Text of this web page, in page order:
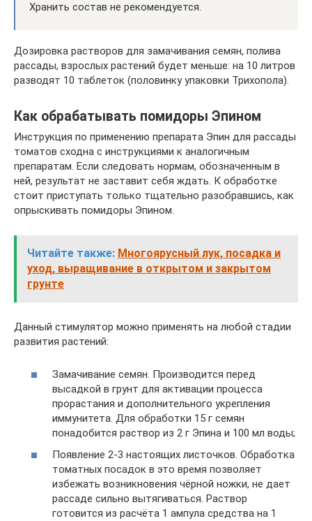
Хранить состав не рекомендуется.
Дозировка растворов для замачивания семян, полива
рассады, взрослых растений будет меньше: на 10 литров
разводят 10 таблеток (половинку упаковки Трихопола).
Как обрабатывать помидоры Эпином
Инструкция по применению препарата Эпин для рассады
томатов сходна с инструкциями к аналогичным
препаратам. Если следовать нормам, обозначенным в
ней, результат не заставит себя ждать. К обработке
стоит приступать только тщательно разобравшись, как
опрыскивать помидоры Эпином.
Читайте также: Многоярусный лук, посадка и
уход, выращивание в открытом и закрытом
грунте
Данный стимулятор можно применять на любой стадии
развития растений:
Замачивание семян. Производится перед
высадкой в грунт для активации процесса
прорастания и дополнительного укрепления
иммунитета. Для обработки 15 г семян
понадобится раствор из 2 г Эпина и 100 мл воды;
Появление 2-3 настоящих листочков. Обработка
томатных посадок в это время позволяет
избежать возникновения чёрной ножки, не дает
рассаде сильно вытягиваться. Раствор
готовится из расчёта 1 ампула средства на 1